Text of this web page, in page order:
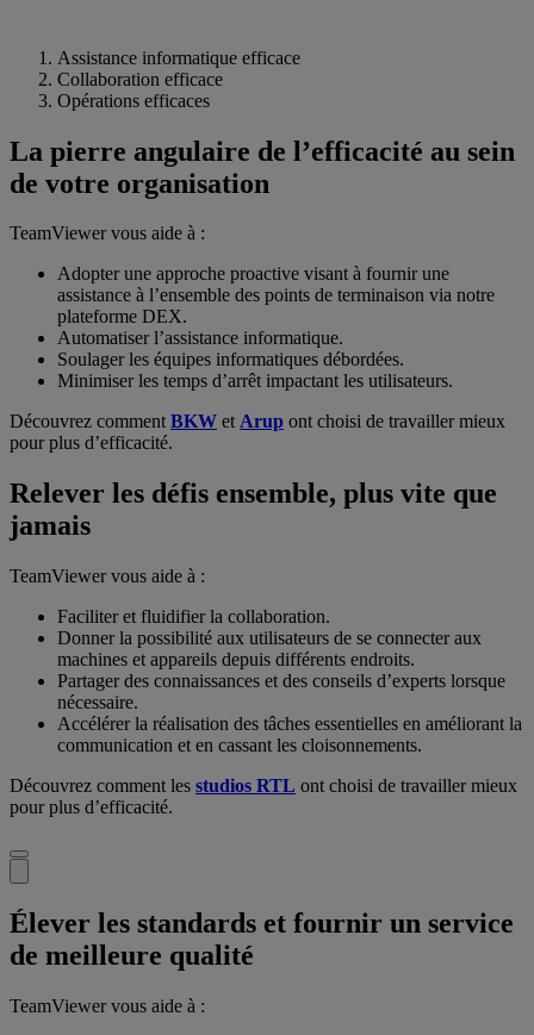
Assistance informatique efficace
Collaboration efficace
Opérations efficaces
La pierre angulaire de l’efficacité au sein
de votre organisation
TeamViewer vous aide à :
Adopter une approche proactive visant à fournir une
assistance à l’ensemble des points de terminaison via notre
plateforme DEX.
Automatiser l’assistance informatique.
Soulager les équipes informatiques débordées.
Minimiser les temps d’arrêt impactant les utilisateurs.
Découvrez commentBKW etArup ont choisi de travailler mieux
pour plus d’efficacité.
Relever les défis ensemble, plus vite que
jamais
TeamViewer vous aide à :
Faciliter et fluidifier la collaboration.
Donner la possibilité aux utilisateurs de se connecter aux
machines et appareils depuis différents endroits.
Partager des connaissances et des conseils d’experts lorsque
nécessaire.
Accélérer la réalisation des tâches essentielles en améliorant la
communication et en cassant les cloisonnements.
Découvrez comment les studios RTL ont choisi de travailler mieux
pour plus d’efficacité.
Élever les standards et fournir un service
de meilleure qualité
TeamViewer vous aide à :